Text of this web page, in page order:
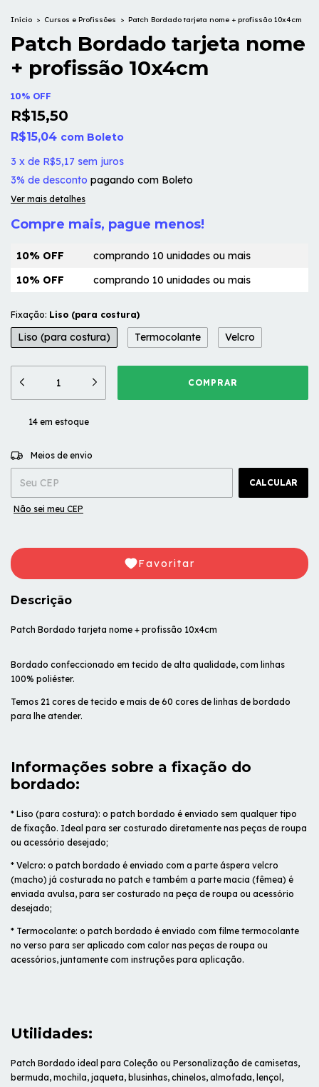
Início > Cursos e Profissões > Patch Bordado tarjeta nome + profissão 10x4cm
Patch Bordado tarjeta nome
+ profissão 10x4cm
10% OFF
R$15,50
R$15,04 com Boleto
3 x de R$5,17 sem juros
3% de desconto pagando com Boleto
Ver mais detalhes
Compre mais, pague menos!
10% OFF
comprando 10 unidades ou mais
10% OFF
comprando 10 unidades ou mais
Fixação: Liso (para costura)
Liso (para costura) Termocolante Velcro
14em estoque
Entregas para o CEP:
Meios de envio
CALCULAR
Não sei meu CEP
Favoritar
Descrição
Patch Bordado tarjeta nome + profissão 10x4cm
Bordado confeccionado em tecido de alta qualidade, com linhas
100% poliéster.
Temos 21 cores de tecido e mais de 60 cores de linhas de bordado
para lhe atender.
Informações sobre a fixação do
bordado:
* Liso (para costura): o patch bordado é enviado sem qualquer tipo
de fixação. Ideal para ser costurado diretamente nas peças de roupa
ou acessório desejado;
* Velcro: o patch bordado é enviado com a parte áspera velcro
(macho) já costurada no patch e também a parte macia (fêmea) é
enviada avulsa, para ser costurado na peça de roupa ou acessório
desejado;
* Termocolante: o patch bordado é enviado com filme termocolante
no verso para ser aplicado com calor nas peças de roupa ou
acessórios, juntamente com instruções para aplicação.
Utilidades:
Patch Bordado ideal para Coleção ou Personalização de camisetas,
bermuda, mochila, jaqueta, blusinhas, chinelos, almofada, lençol,